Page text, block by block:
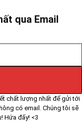
qua Email
chất lượng nhất để gửi tới
có email. Chúng tôi sẽ
Hứa đấy! <3